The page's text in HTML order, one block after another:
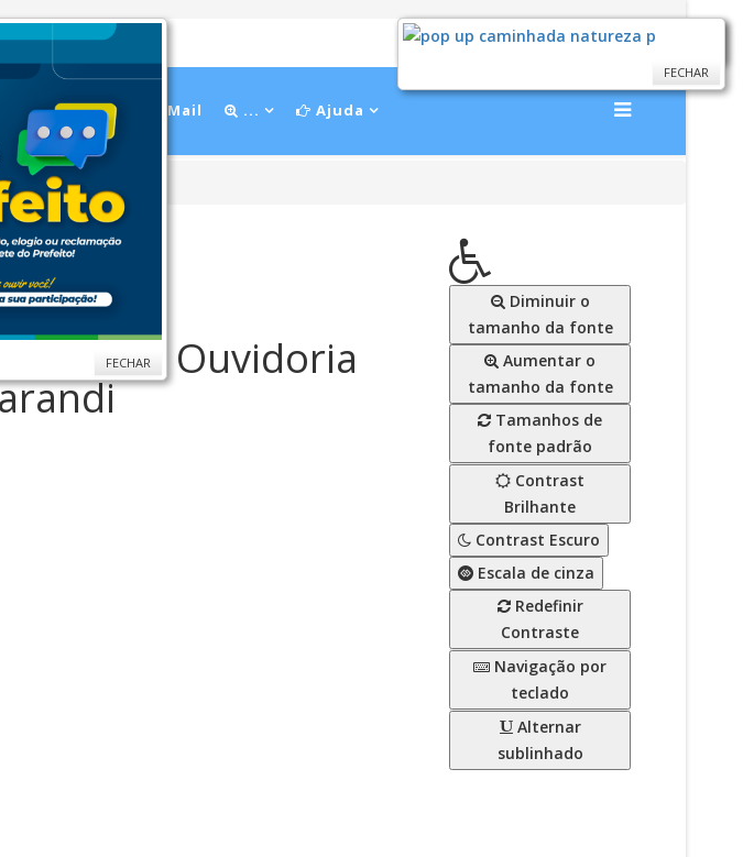
Ouvidoria WebMail ... Ajuda
de 2021
- Ouvidoria
Diminuir o
tamanho da fonte
Aumentar o
tamanho da fonte
Tamanhos de
fonte padrão
Contrast
Brilhante
Contrast Escuro
Escala de cinza
Redefinir
Contraste
Navigação por
teclado
Alternar
sublinhado
FECHAR
FECHAR